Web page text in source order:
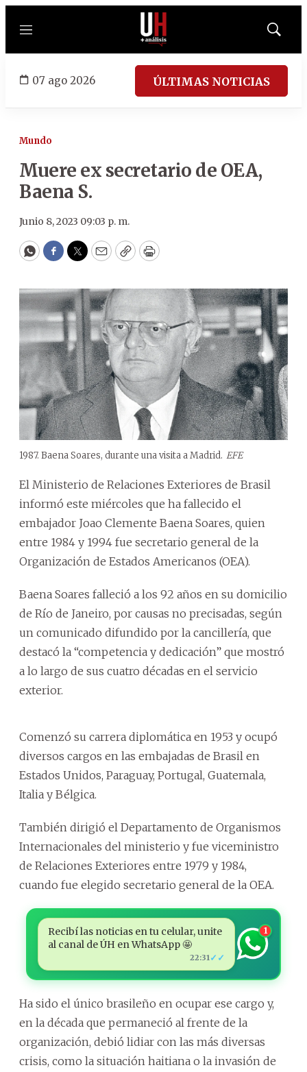
Menú
Mostrar
07 ago 2026 ÚLTIMAS NOTICIAS
Mundo
Muere ex secretario de OEA,
Baena S.
Junio 8, 2023 09:03 p. m.
WhatsApp
Facebook
Twitter
EmailCopyPrint
1987. Baena Soares, durante una visita a Madrid. EFE
El Ministerio de Relaciones Exteriores de Brasil
informó este miércoles que ha fallecido el
embajador Joao Clemente Baena Soares, quien
entre 1984 y 1994 fue secretario general de la
Organización de Estados Americanos (OEA).
Baena Soares falleció a los 92 años en su domicilio
de Río de Janeiro, por causas no precisadas, según
un comunicado difundido por la cancillería, que
destacó la “competencia y dedicación” que mostró
a lo largo de sus cuatro décadas en el servicio
exterior.
Comenzó su carrera diplomática en 1953 y ocupó
diversos cargos en las embajadas de Brasil en
Estados Unidos, Paraguay, Portugal, Guatemala,
Italia y Bélgica.
También dirigió el Departamento de Organismos
Internacionales del ministerio y fue viceministro
de Relaciones Exteriores entre 1979 y 1984,
cuando fue elegido secretario general de la OEA.
Recibí las noticias en tu celular, unite
al canal de ÚH en WhatsApp 🤩
22:31 ✓✓
1
Ha sido el único brasileño en ocupar ese cargo y,
en la década que permaneció al frente de la
organización, debió lidiar con las más diversas
crisis, como la situación haitiana o la invasión de